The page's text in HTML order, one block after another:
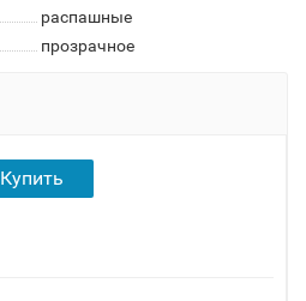
распашные
прозрачное
Купить